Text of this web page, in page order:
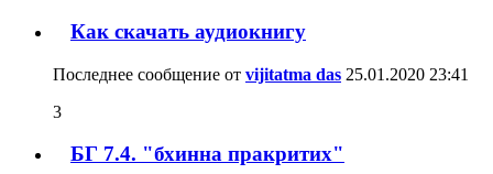
Как скачать аудиокнигу
Последнее сообщение от vijitatma das 25.01.2020 23:41
3
БГ 7.4. "бхинна пракритих"